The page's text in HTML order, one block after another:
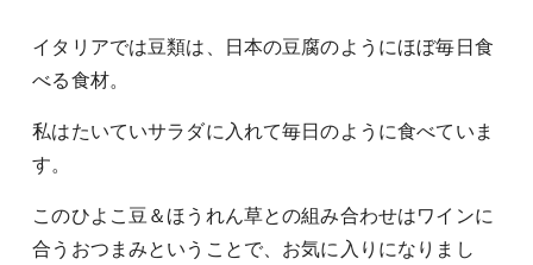
イタリアでは豆類は、日本の豆腐のようにほぼ毎日食
べる食材。
私はたいていサラダに入れて毎日のように食べていま
す。
このひよこ豆＆ほうれん草との組み合わせはワインに
合うおつまみということで、お気に入りになりまし